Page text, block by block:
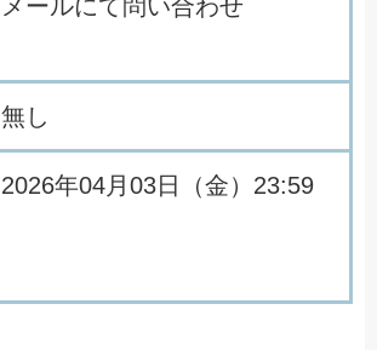
メールにて問い合わせ
無し
2026年04月03日（金）23:59